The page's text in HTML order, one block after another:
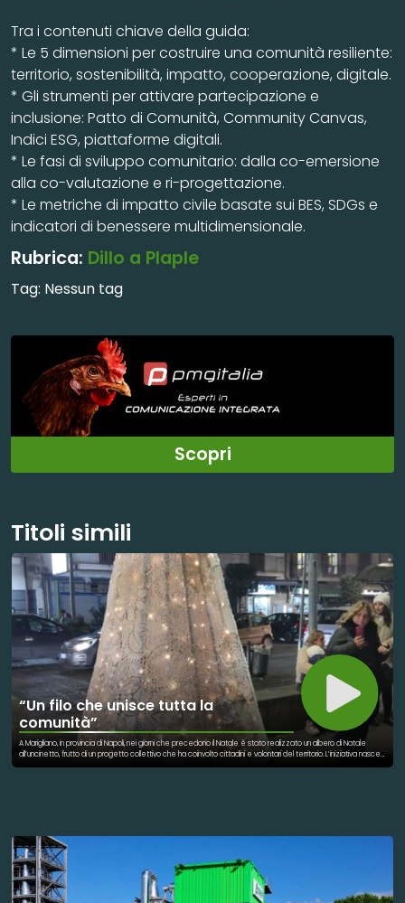
Tra i contenuti chiave della guida:
* Le 5 dimensioni per costruire una comunità resiliente:
territorio, sostenibilità, impatto, cooperazione, digitale.
* Gli strumenti per attivare partecipazione e
inclusione: Patto di Comunità, Community Canvas,
Indici ESG, piattaforme digitali.
* Le fasi di sviluppo comunitario: dalla co-emersione
alla co-valutazione e ri-progettazione.
* Le metriche di impatto civile basate sui BES, SDGs e
indicatori di benessere multidimensionale.
Rubrica: Dillo a Plaple
Tag: Nessun tag
Scopri
Titoli simili
“Un filo che unisce tutta la
comunità”
A Marigliano, in provincia di Napoli, nei giorni che precedono il Natale è stato realizzato un albero di Natale
all’uncinetto, frutto di un progetto collettivo che ha coinvolto cittadini e volontari del territorio. L’iniziativa nasce
generazioni e la condivisione di competenze. Esperienze simili sono presenti anche in altre città italiane,
dove l’utilizzo di tecniche artigianali viene spesso impiegato come strumento di aggregazione sociale e
valorizzazione del territorio. L’albero di Natale all’uncinetto realizzato a Marigliano si configura quindi come
un’iniziativa che unisce dimensione culturale e sociale, contribuendo a rafforzare i legami all’interno della
comunità durante il periodo natalizio. A promuovere l’iniziativa è stato il circolo PER Marigliano, su proposta di
Brigida La Marca, appassionata della nobile arte dell’uncinetto e che ha ideato il percorso artigianale, nato dal